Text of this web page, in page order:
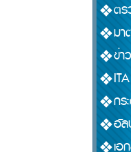
ตร
มา
ข่า
ITA
กร
อัล
เอ